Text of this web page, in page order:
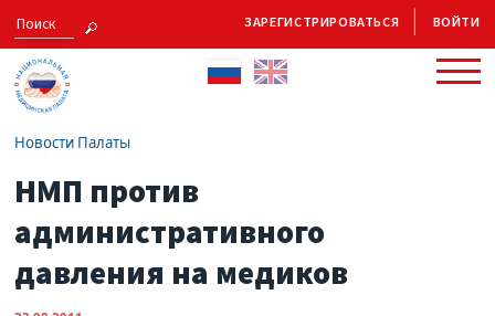
ЗАРЕГИСТРИРОВАТЬСЯ ВОЙТИ
Новости Палаты
НМП против
административного
давления на медиков